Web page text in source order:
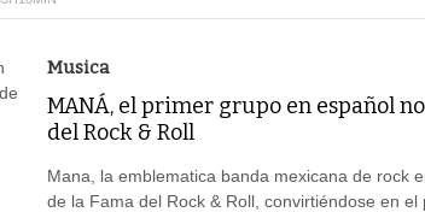
Musica
MANÁ, el primer grupo en español
del Rock & Roll
Mana, la emblematica banda mexicana de rock
de la Fama del Rock & Roll, convirtiéndose en